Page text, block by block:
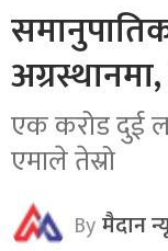
एक करोड दुई
एमाले तेस्रो
Byमैदान